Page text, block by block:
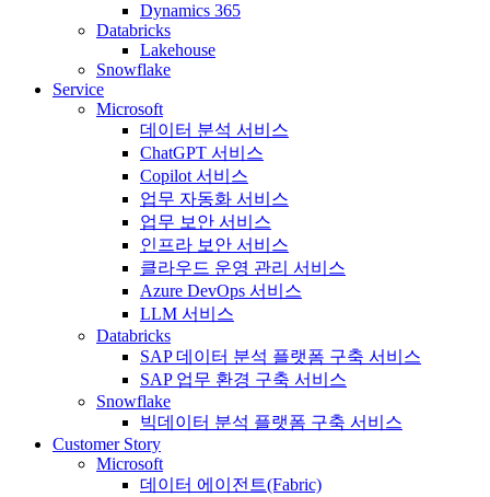
Dynamics 365
Databricks
Lakehouse
Snowflake
Service
Microsoft
데이터 분석 서비스
ChatGPT 서비스
Copilot 서비스
업무 자동화 서비스
업무 보안 서비스
인프라 보안 서비스
클라우드 운영 관리 서비스
Azure DevOps 서비스
LLM 서비스
Databricks
SAP 데이터 분석 플랫폼 구축 서비스
SAP 업무 환경 구축 서비스
Snowflake
빅데이터 분석 플랫폼 구축 서비스
Customer Story
Microsoft
데이터 에이전트(Fabric)